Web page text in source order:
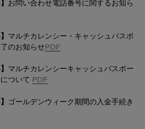
お問い合わせ電話番号に関するお知ら
マルチカレンシー・キャッシュパスポ
のお知らせPDF
マルチカレンシーキャッシュパスポー
ついて PDF
ゴールデンウィーク期間の入金手続き